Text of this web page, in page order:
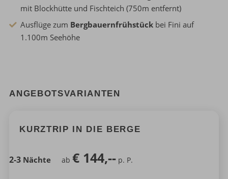
mit Blockhütte und Fischteich (750m entfernt)
Ausflüge zum Bergbauernfrühstück bei Fini auf
1.100m Seehöhe
ANGEBOTSVARIANTEN
KURZTRIP IN DIE BERGE
2-3 Nächte ab€ 144,-- p. P.